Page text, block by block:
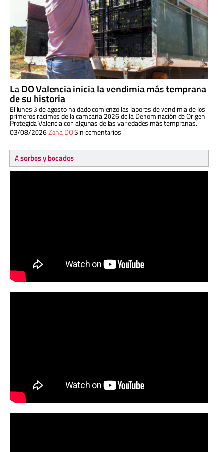
La DO Valencia inicia la vendimia más temprana
de su historia
El lunes 3 de agosto ha dado comienzo las labores de vendimia de los
primeros racimos de la campaña 2026 de la Denominación de Origen
Protegida Valencia con algunas de las variedades más tempranas.
03/08/2026Zona DOSin comentarios
A sorbos y bocados